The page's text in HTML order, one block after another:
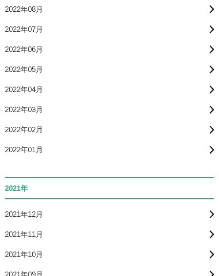
2022年08月
2022年07月
2022年06月
2022年05月
2022年04月
2022年03月
2022年02月
2022年01月
2021年
2021年12月
2021年11月
2021年10月
2021年09月